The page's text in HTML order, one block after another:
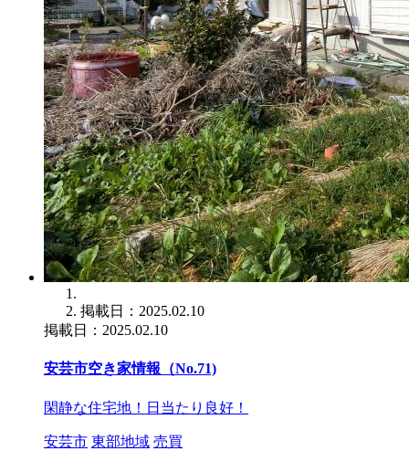
掲載日：2025.02.10
掲載日：2025.02.10
安芸市空き家情報（No.71)
閑静な住宅地！日当たり良好！
安芸市 東部地域 売買